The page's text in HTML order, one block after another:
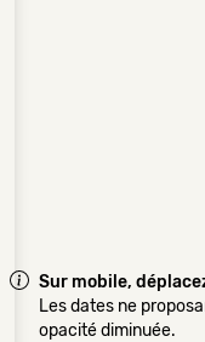
Sur mobile,
Les dates ne
opacité diminuée.